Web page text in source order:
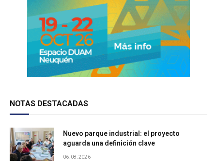
NOTAS DESTACADAS
Nuevo parque industrial: el proyecto
aguarda una definición clave
06.08.2026